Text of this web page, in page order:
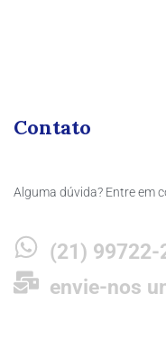
Contato
Alguma dúvida? Entre em
(21) 99722-
envie-nos